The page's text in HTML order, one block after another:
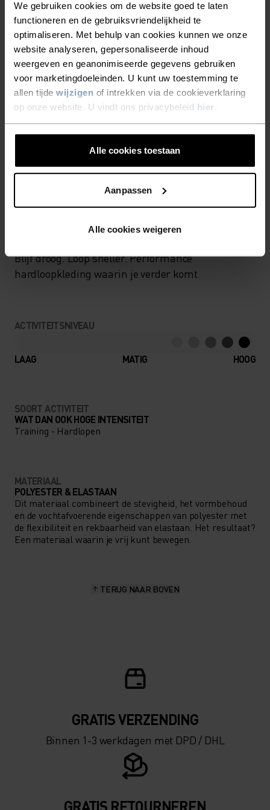
We gebruiken cookies om de website goed te laten
functioneren en de gebruiksvriendelijkheid te
optimaliseren. Met behulp van cookies kunnen we onze
website analyseren, gepersonaliseerde inhoud
weergeven en geanonimiseerde gegevens gebruiken
voor marketingdoeleinden. U kunt uw toestemming te
allen tijde wijzigen of intrekken via de cookieverklaring
op onze website. U vindt ons privacybeleid hier
Alle cookies toestaan
Aanpassen
Alle cookies weigeren
LICHTE ONDERSTEUNING.
De Essentials Print bralette is gemaakt van zacht
jersey materiaal met 93% gerecycled polyester, en
is ontworpen voor lichte work-outs. De bralette is
voorzien van uitneembare pads en een brede
voor optimaal comfort.
ERVAAR DE SNELHEID VAN
Blijf droog. Loop sneller. Performance
hardloopkleding waarin je verder komt.
ACTIVITEITSNIVEAU
LAAG MATIG HOOG
SOORT ACTIVITEIT
WAT DAN OOK HOGE INTENSITEIT
Training - Hardlopen
MATERIAAL
POLYESTER & ELASTAAN
Dit materiaal combineert de stevigheid, het vormbehoud
en de vochtafvoerende eigenschappen van polyester met
de flexibiliteit en rekbaarheid van elastaan. Het resultaat?
Een materiaal waarin je vrij kunt bewegen.
TERUG NAAR BOVEN
GRATIS VERZENDING​​​​​​​​​​​​​​
Binnen 1-3 werkdagen met DPD / DHL
GRATIS RETOURNEREN